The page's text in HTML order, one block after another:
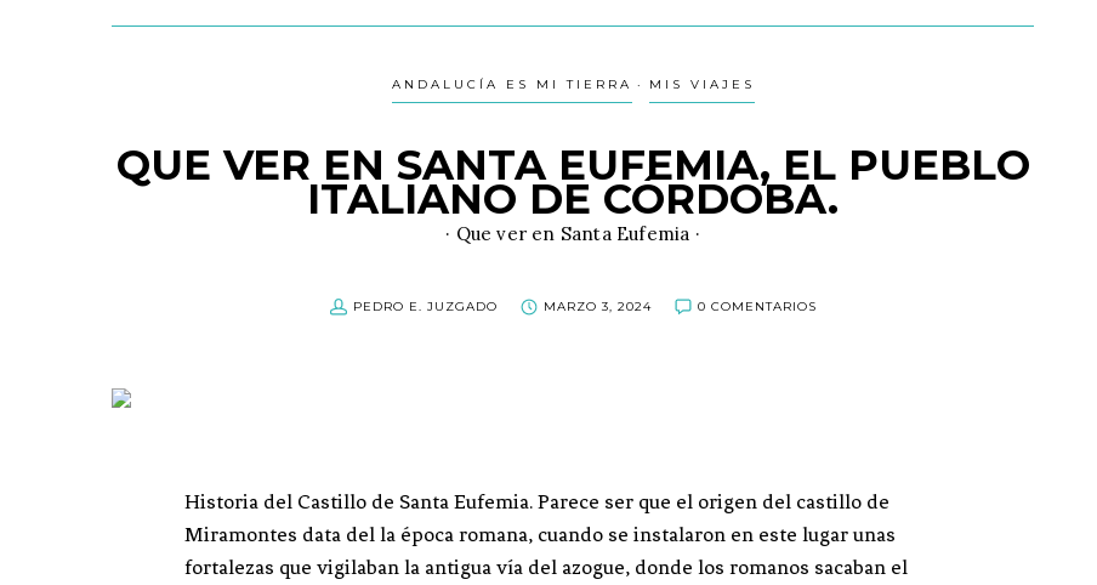
ANDALUCÍA ES MI TIERRA MIS VIAJES
QUE VER EN SANTA EUFEMIA, EL PUEBLO
ITALIANO DE CÓRDOBA.
· Que ver en Santa Eufemia ·
PEDRO E. JUZGADO MARZO 3, 2024 0 COMENTARIOS
Historia del Castillo de Santa Eufemia. Parece ser que el origen del castillo de
Miramontes data del la época romana, cuando se instalaron en este lugar unas
fortalezas que vigilaban la antigua vía del azogue, donde los romanos sacaban el